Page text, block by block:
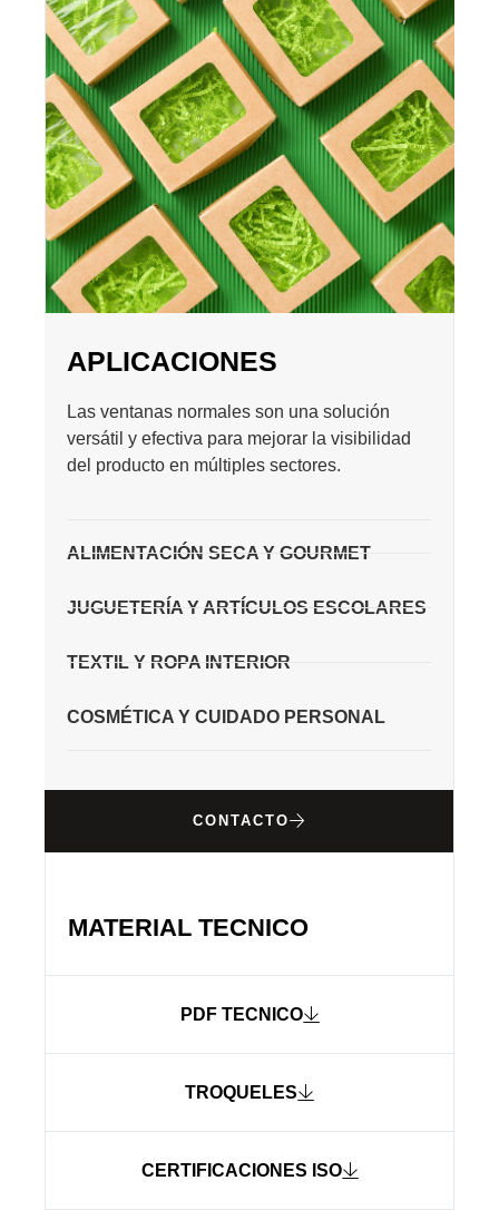
APLICACIONES
Las ventanas normales son una solución
versátil y efectiva para mejorar la visibilidad
del producto en múltiples sectores.
ALIMENTACIÓN SECA Y GOURMET
JUGUETERÍA Y ARTÍCULOS ESCOLARES
TEXTIL Y ROPA INTERIOR
COSMÉTICA Y CUIDADO PERSONAL
CONTACTO
MATERIAL TECNICO
PDF TECNICO
TROQUELES
CERTIFICACIONES ISO